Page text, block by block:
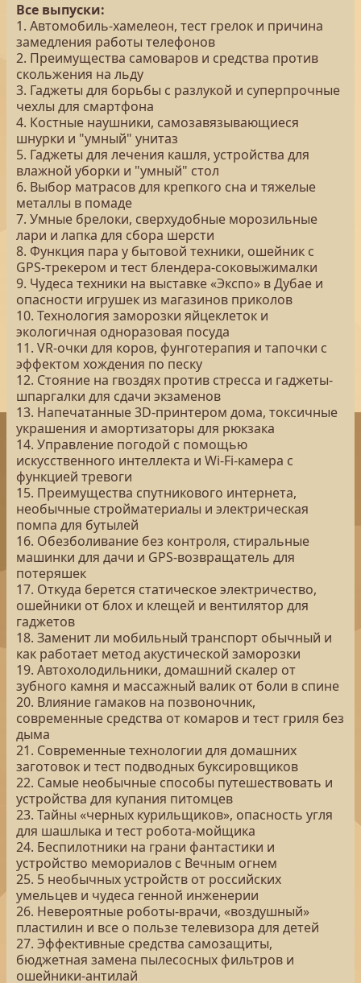
Все выпуски:
1. Автомобиль-хамелеон, тест грелок и причина
замедления работы телефонов
2. Преимущества самоваров и средства против
скольжения на льду
3. Гаджеты для борьбы с разлукой и суперпрочные
чехлы для смартфона
4. Костные наушники, самозавязывающиеся
шнурки и "умный" унитаз
5. Гаджеты для лечения кашля, устройства для
влажной уборки и "умный" стол
6. Выбор матрасов для крепкого сна и тяжелые
металлы в помаде
7. Умные брелоки, сверхудобные морозильные
лари и лапка для сбора шерсти
8. Функция пара у бытовой техники, ошейник с
GPS-трекером и тест блендера-соковыжималки
9. Чудеса техники на выставке «Экспо» в Дубае и
опасности игрушек из магазинов приколов
10. Технология заморозки яйцеклеток и
экологичная одноразовая посуда
11. VR-очки для коров, фунготерапия и тапочки с
эффектом хождения по песку
12. Стояние на гвоздях против стресса и гаджеты-
шпаргалки для сдачи экзаменов
13. Напечатанные 3D-принтером дома, токсичные
украшения и амортизаторы для рюкзака
14. Управление погодой с помощью
искусственного интеллекта и Wi-Fi-камера с
функцией тревоги
15. Преимущества спутникового интернета,
необычные стройматериалы и электрическая
помпа для бутылей
16. Обезболивание без контроля, стиральные
машинки для дачи и GPS-возвращатель для
потеряшек
17. Откуда берется статическое электричество,
ошейники от блох и клещей и вентилятор для
гаджетов
18. Заменит ли мобильный транспорт обычный и
как работает метод акустической заморозки
19. Автохолодильники, домашний скалер от
зубного камня и массажный валик от боли в спине
20. Влияние гамаков на позвоночник,
современные средства от комаров и тест гриля без
дыма
21. Современные технологии для домашних
заготовок и тест подводных буксировщиков
22. Самые необычные способы путешествовать и
устройства для купания питомцев
23. Тайны «черных курильщиков», опасность угля
для шашлыка и тест робота-мойщика
24. Беспилотники на грани фантастики и
устройство мемориалов с Вечным огнем
25. 5 необычных устройств от российских
умельцев и чудеса генной инженерии
26. Невероятные роботы-врачи, «воздушный»
пластилин и все о пользе телевизора для детей
27. Эффективные средства самозащиты,
бюджетная замена пылесосных фильтров и
ошейники-антилай